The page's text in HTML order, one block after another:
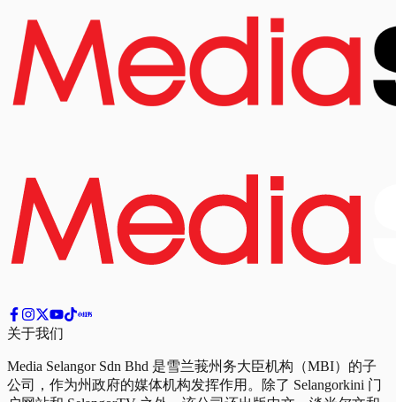
关于我们
Media Selangor Sdn Bhd 是雪兰莪州务大臣机构（MBI）的子
公司，作为州政府的媒体机构发挥作用。除了 Selangorkini 门